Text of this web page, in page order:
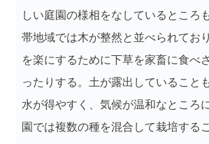
しい庭園の様相をなしているところ
帯地域では木が整然と並べられてお
を楽にするために下草を家畜に食べ
ったりする。土が露出していること
水が得やすく、気候が温和なところ
園では複数の種を混合して栽培する